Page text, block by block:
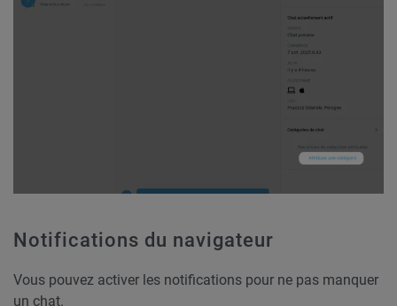
Notifications du navigateur
Vous pouvez activer les notifications pour ne pas manquer
un chat.